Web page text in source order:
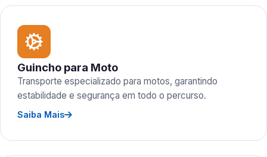
Guincho para Moto
Transporte especializado para motos, garantindo
estabilidade e segurança em todo o percurso.
Saiba Mais